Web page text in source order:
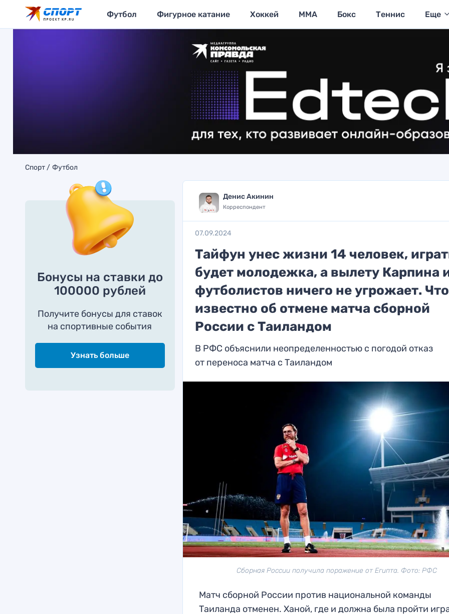
Футбол Фигурное катание Хоккей MMA Бокс Теннис Еще
Спорт Футбол
Бонусы на ставки до
100000 рублей
Получите бонусы для ставок
на спортивные события
Узнать больше
Денис Акинин
Корреспондент
07.09.2024
Тайфун унес жизни 14 человек,
будет молодежка, а вылету Карпина
футболистов ничего не угрожает. Что
известно об отмене матча сборной
России с Таиландом
В РФС объяснили неопределенностью с погодой отказ
от переноса матча с Таиландом
Сборная России получила поражение от Египта. Фото: РФС
Матч сборной России против национальной команды
Таиланда отменен. Ханой, где и должна была пройти